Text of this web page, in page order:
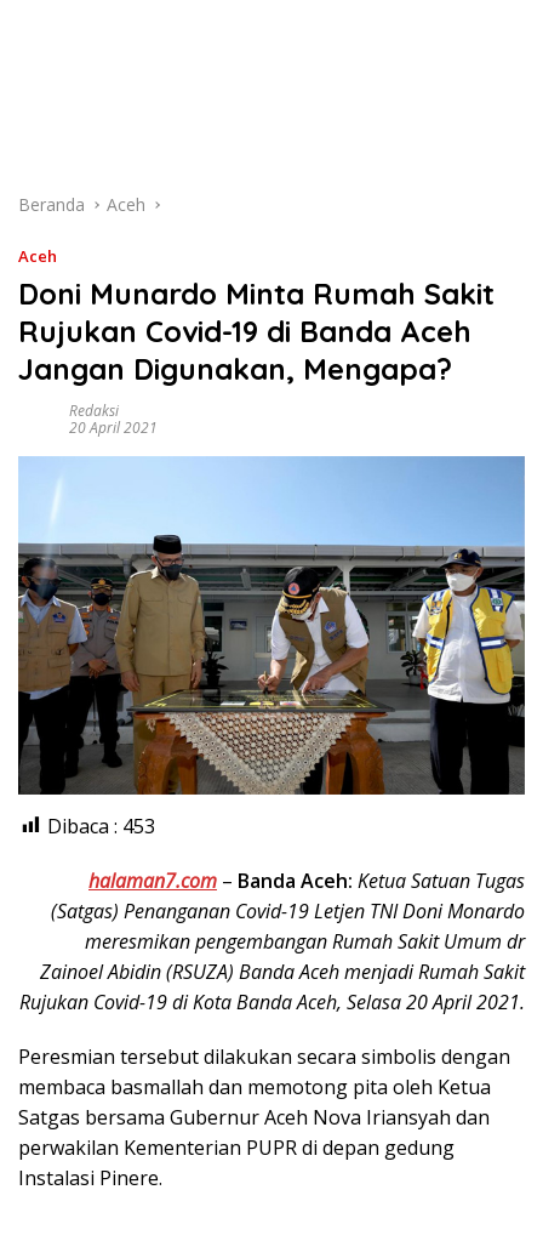
Beranda Aceh
Aceh
Doni Munardo Minta Rumah Sakit
Rujukan Covid-19 di Banda Aceh
Jangan Digunakan, Mengapa?
Redaksi
20 April 2021
Dibaca : 453
halaman7.com – Banda Aceh: Ketua Satuan Tugas
(Satgas) Penanganan Covid-19 Letjen TNI Doni Monardo
meresmikan pengembangan Rumah Sakit Umum dr
Zainoel Abidin (RSUZA) Banda Aceh menjadi Rumah Sakit
Rujukan Covid-19 di Kota Banda Aceh, Selasa 20 April 2021.
Peresmian tersebut dilakukan secara simbolis dengan
membaca basmallah dan memotong pita oleh Ketua
Satgas bersama Gubernur Aceh Nova Iriansyah dan
perwakilan Kementerian PUPR di depan gedung
Instalasi Pinere.